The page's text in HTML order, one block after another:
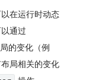
在运行时动态
通过
的变化（例
局相关的变化